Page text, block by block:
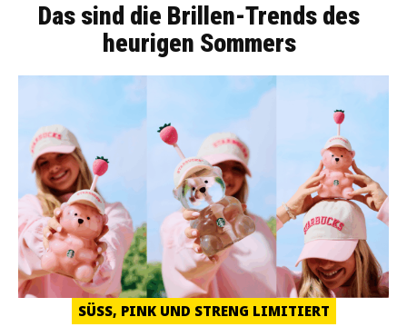
Das sind die Brillen-Trends des
heurigen Sommers
SÜSS, PINK UND STRENG LIMITIERT